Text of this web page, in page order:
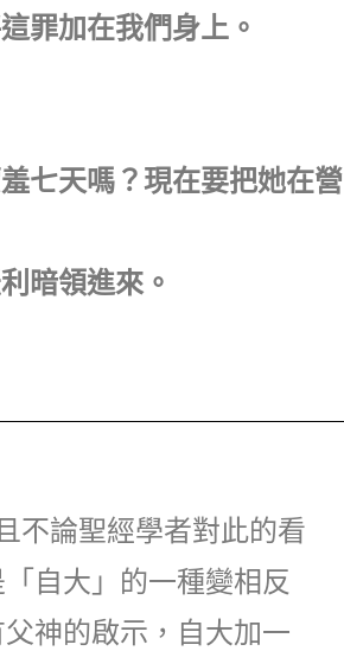
罪加在我們身上。
七天嗎？現在要把她在營
暗領進來。
不論聖經學者對此的看
自大」的一種變相反
神的啟示，自大加一